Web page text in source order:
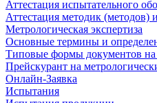
Аттестация испытательного
Аттестация методик (методов)
Метрологическая экспертиза
Основные термины и
Типовые формы документов на
Прейскурант на
Онлайн-Заявка
Испытания